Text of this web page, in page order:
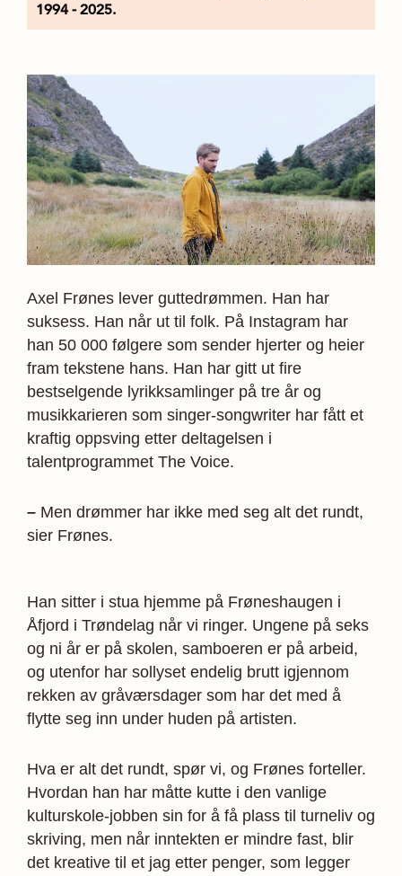
1994 - 2025.
Axel Frønes lever guttedrømmen. Han har
suksess. Han når ut til folk. På Instagram har
han 50 000 følgere som sender hjerter og heier
fram tekstene hans. Han har gitt ut fire
bestselgende lyrikksamlinger på tre år og
musikkarieren som singer-songwriter har fått et
kraftig oppsving etter deltagelsen i
talentprogrammet The Voice.
– Men drømmer har ikke med seg alt det rundt,
sier Frønes.
Han sitter i stua hjemme på Frøneshaugen i
Åfjord i Trøndelag når vi ringer. Ungene på seks
og ni år er på skolen, samboeren er på arbeid,
og utenfor har sollyset endelig brutt igjennom
rekken av gråværsdager som har det med å
flytte seg inn under huden på artisten.
Hva er alt det rundt, spør vi, og Frønes forteller.
Hvordan han har måtte kutte i den vanlige
kulturskole-jobben sin for å få plass til turneliv og
skriving, men når inntekten er mindre fast, blir
det kreative til et jag etter penger, som legger